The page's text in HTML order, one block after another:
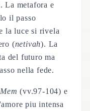
La metafora e
il passo
la luce si rivela
(netivah). La
del futuro ma
nella fede.
Mem (vv.97-104) e
piu intensa